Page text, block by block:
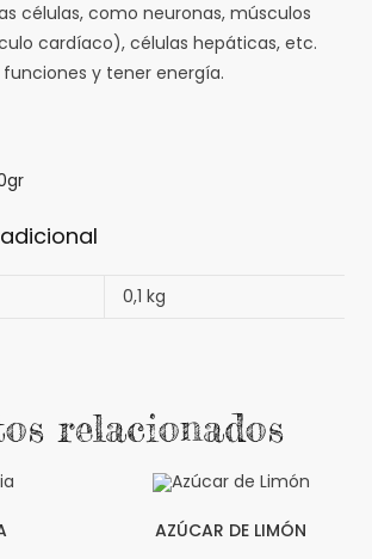
células, como neuronas, músculos
cardíaco), células hepáticas, etc.
funciones y tener energía.
0,1 kg
relacionados
AZÚCAR DE LIMÓN